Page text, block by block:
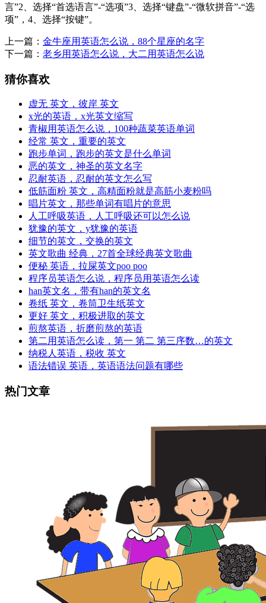
言”2、选择“首选语言”-“选项”3、选择“键盘”-“微软拼音”-“选
项”，4、选择“按键”。
上一篇： 金牛座用英语怎么说，88个星座的名字
下一篇： 老乡用英语怎么说，大二用英语怎么说
猜你喜欢
虚无 英文，彼岸 英文
x光的英语，x光英文缩写
青椒用英语怎么说，100种蔬菜英语单词
经常 英文，重要的英文
跑步单词，跑步的英文是什么单词
恶的英文，神圣的英文名字
忍耐英语，忍耐的英文怎么写
低筋面粉 英文，高精面粉就是高筋小麦粉吗
唱片英文，那些单词有唱片的意思
人工呼吸英语，人工呼吸还可以怎么说
犹豫的英文，y犹豫的英语
细节的英文，交换的英文
英文歌曲 经典，27首全球经典英文歌曲
便秘 英语，拉屎英文poo poo
程序员英语怎么说，程序员用英语怎么读
han英文名，带有han的英文名
卷纸 英文，卷筒卫生纸英文
更好 英文，积极进取的英文
煎熬英语，折磨煎熬的英语
第二用英语怎么读，第一 第二 第三序数…的英文
纳税人英语，税收 英文
语法错误 英语，英语语法问题有哪些
热门文章